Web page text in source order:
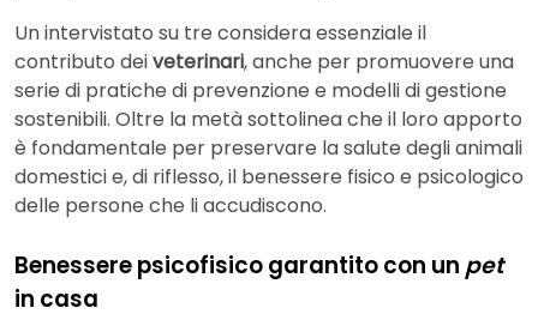
Un intervistato su tre considera essenziale il
contributo deiveterinari, anche per promuovere una
serie di pratiche di prevenzione e modelli di gestione
sostenibili. Oltre la metà sottolinea che il loro apporto
è fondamentale per preservare la salute degli animali
domestici e, di riflesso, il benessere fisico e psicologico
delle persone che li accudiscono.
Benessere psicofisico garantito con un pet
in casa